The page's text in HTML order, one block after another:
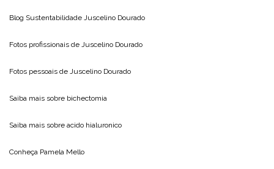
Blog Sustentabilidade Juscelino Dourado
Fotos profissionais de Juscelino Dourado
Fotos pessoais de Juscelino Dourado
Saiba mais sobre bichectomia
Saiba mais sobre acido hialuronico
Conheça Pamela Mello